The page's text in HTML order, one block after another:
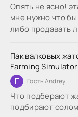
Опять не ясно!
мне нужно что
либо продавать
Пак валковых
Farming Simulator
Г Гость Andrey
Что подберают
подбирают